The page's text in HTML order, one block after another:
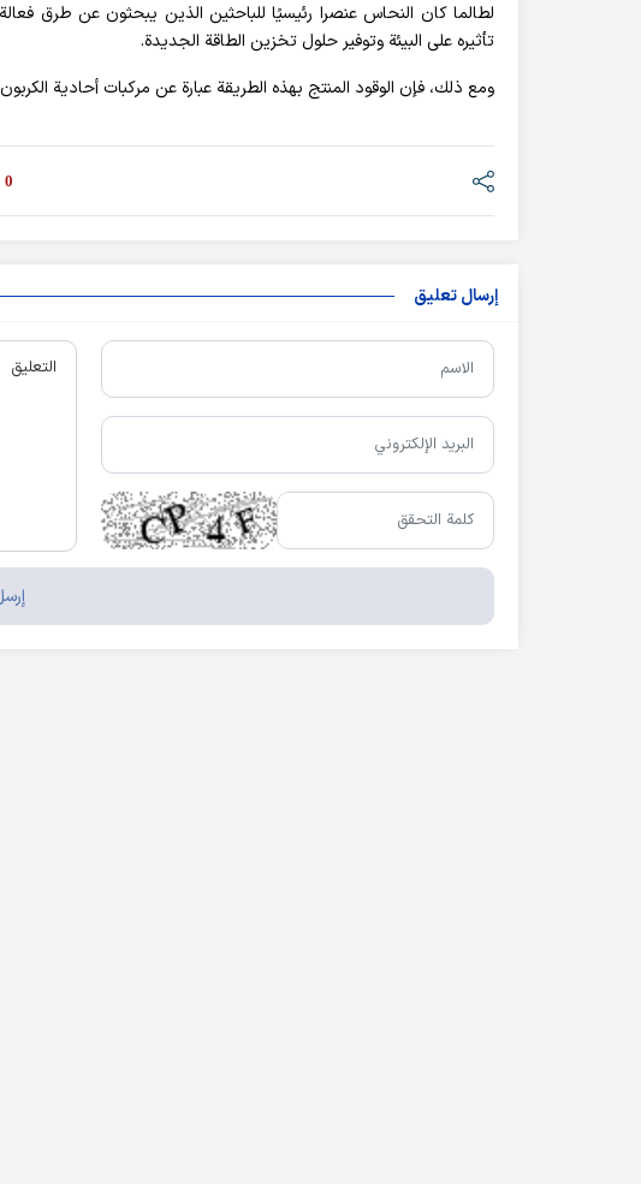
لطالما كان النحاس عنصرا رئيسيًا للباحثين الذين يبحثون عن طرق
تأثيره على البيئة وتوفير حلول تخزين الطاقة الجديدة.
ومع ذلك، فإن الوقود المنتج بهذه الطريقة عبارة عن مركبات أحادية
0
إرسال تعليق